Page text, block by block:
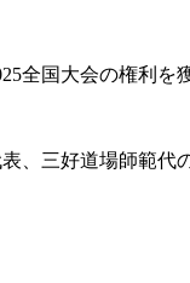
全国大会の権利を
、三好道場師範代